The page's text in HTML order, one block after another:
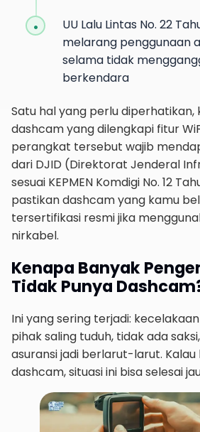
UU Lalu Lintas No. 22
melarang penggunaan
selama tidak
berkendara
Satu hal yang perlu diperhatikan,
dashcam yang dilengkapi fitur
perangkat tersebut wajib
dari DJID (Direktorat Jenderal
sesuai KEPMEN Komdigi No. 12
pastikan dashcam yang kamu
tersertifikasi resmi jika
nirkabel.
Kenapa Banyak
Tidak Punya
Ini yang sering terjadi:
pihak saling tuduh, tidak ada
asuransi jadi berlarut-larut. Kalau
dashcam, situasi ini bisa selesai